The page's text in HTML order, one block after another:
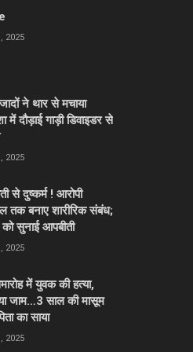
2025
ने थार से मचाया
में दौड़ाई गाड़ी डिवाइडर से
2025
से दुष्कर्म ! आरोपी
तक बनाए शारीरिक संबंध;
को सुनाई आपबीती
2025
में युवक की हत्या,
जाम…3 साल की मासूम
का साया
2025